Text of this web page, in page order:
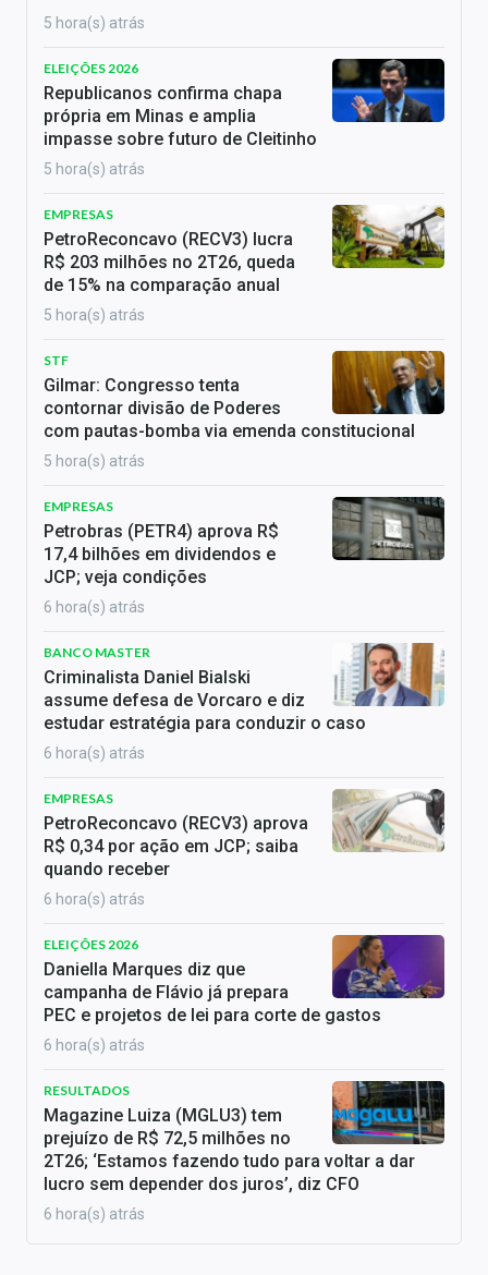
5 hora(s) atrás
ELEIÇÕES 2026
Republicanos confirma chapa
própria em Minas e amplia
impasse sobre futuro de Cleitinho
5 hora(s) atrás
EMPRESAS
PetroReconcavo (RECV3) lucra
R$ 203 milhões no 2T26, queda
de 15% na comparação anual
5 hora(s) atrás
STF
Gilmar: Congresso tenta
contornar divisão de Poderes
com pautas-bomba via emenda constitucional
5 hora(s) atrás
EMPRESAS
Petrobras (PETR4) aprova R$
17,4 bilhões em dividendos e
JCP; veja condições
6 hora(s) atrás
BANCO MASTER
Criminalista Daniel Bialski
assume defesa de Vorcaro e diz
estudar estratégia para conduzir o caso
6 hora(s) atrás
EMPRESAS
PetroReconcavo (RECV3) aprova
R$ 0,34 por ação em JCP; saiba
quando receber
6 hora(s) atrás
ELEIÇÕES 2026
Daniella Marques diz que
campanha de Flávio já prepara
PEC e projetos de lei para corte de gastos
6 hora(s) atrás
RESULTADOS
Magazine Luiza (MGLU3) tem
prejuízo de R$ 72,5 milhões no
2T26; ‘Estamos fazendo tudo para voltar a dar
lucro sem depender dos juros’, diz CFO
6 hora(s) atrás